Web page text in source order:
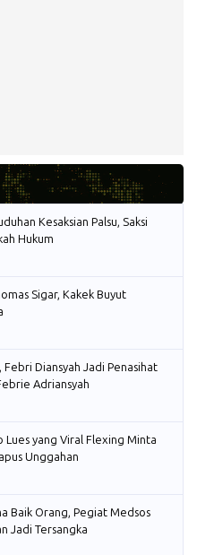
Kesaksian Palsu, Saksi
Hukum
Sigar, Kakek Buyut
Febri Diansyah Jadi Penasihat
Adriansyah
Lues yang Viral Flexing Minta
Unggahan
Baik Orang, Pegiat Medsos
Jadi Tersangka